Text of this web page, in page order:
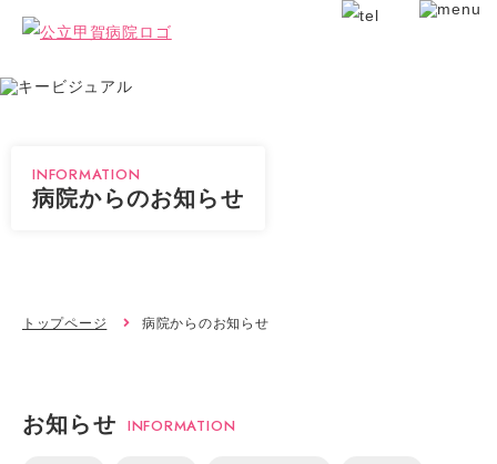
INFORMATION
病院からのお知らせ
トップページ 病院からのお知らせ
お知らせ INFORMATION